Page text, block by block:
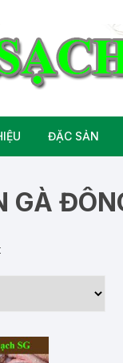
ĐẶC SẢN
Đặc Sản
Rượu bia đặc
GÀ